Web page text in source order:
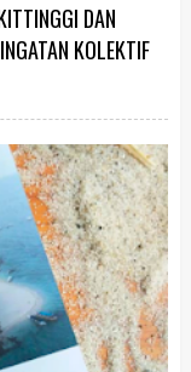
DAN
KOLEKTIF